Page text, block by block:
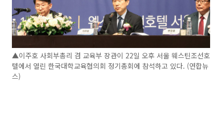
▲이주호 사회부총리 겸 교육부 장관이 22일 오후 서울 웨스틴조선호
텔에서 열린 한국대학교육협의회 정기총회에 참석하고 있다. (연합뉴
스)